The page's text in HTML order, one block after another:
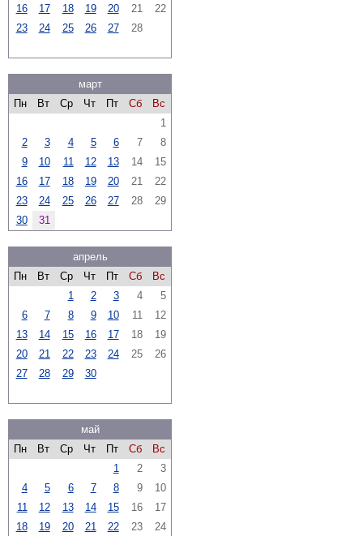
16 17 18 19 20 21
22
23
24 25 26 27 28
март
Пн
Вт Ср Чт Пт Сб
Вс
1
2
3 4 5 6 7
8
9
10 11 12 13 14
15
16
17 18 19 20 21
22
23
24 25 26 27 28
29
30
31
апрель
Пн
Вт Ср Чт Пт Сб
Вс
1
2 3 4
5
6
7 8 9 10 11
12
13
14 15 16 17 18
19
20
21 22 23 24 25
26
27
28 29 30
май
Пн
Вт Ср Чт Пт Сб
Вс
1
2
3
4
5 6 7 8 9
10
11
12 13 14 15 16
17
18
19 20 21 22 23
24